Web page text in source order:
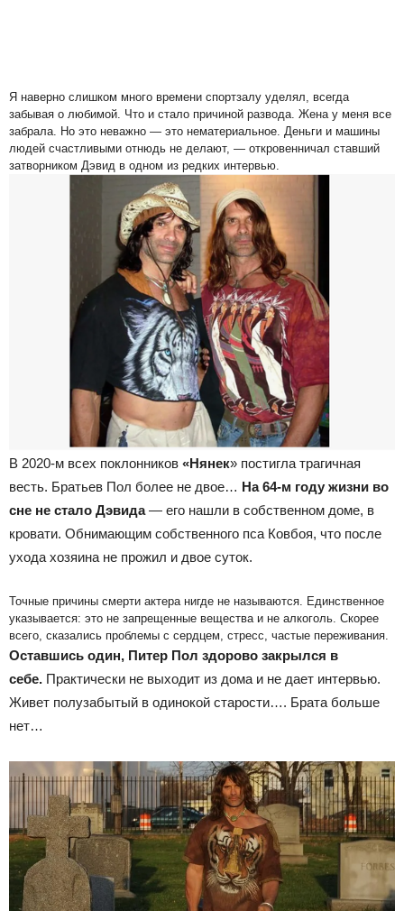
Я наверно слишком много времени спортзалу уделял, всегда
забывая о любимой. Что и стало причиной развода. Жена у меня все
забрала. Но это неважно — это нематериальное. Деньги и машины
людей счастливыми отнюдь не делают, — откровенничал ставший
затворником Дэвид в одном из редких интервью.
В 2020-м всех поклонников «Нянек» постигла трагичная
весть. Братьев Пол более не двое… На 64-м году жизни во
сне не стало Дэвида— его нашли в собственном доме, в
кровати. Обнимающим собственного пса Ковбоя, что после
ухода хозяина не прожил и двое суток.
Точные причины смерти актера нигде не называются. Единственное
указывается: это не запрещенные вещества и не алкоголь. Скорее
всего, сказались проблемы с сердцем, стресс, частые переживания.
Оставшись один, Питер Пол здорово закрылся в
себе. Практически не выходит из дома и не дает интервью.
Живет полузабытый в одинокой старости…. Брата больше
нет…